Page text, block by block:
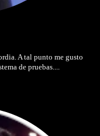
A tal punto me gusto
de pruebas....